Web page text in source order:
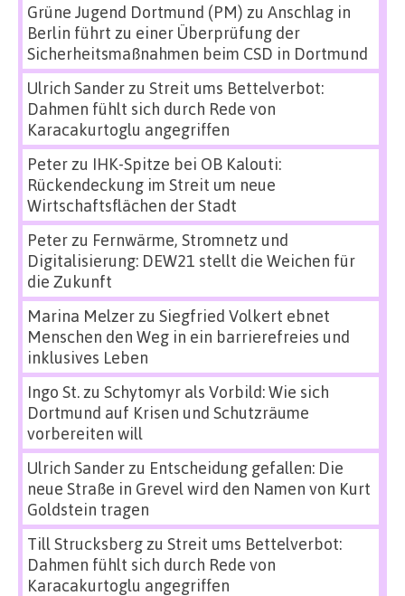
Grüne Jugend Dortmund (PM) zu Anschlag in
Berlin führt zu einer Überprüfung der
Sicherheitsmaßnahmen beim CSD in Dortmund
Ulrich Sanderzu Streit ums Bettelverbot:
Dahmen fühlt sich durch Rede von
Karacakurtoglu angegriffen
Peterzu IHK-Spitze bei OB Kalouti:
Rückendeckung im Streit um neue
Wirtschaftsflächen der Stadt
Peterzu Fernwärme, Stromnetz und
Digitalisierung: DEW21 stellt die Weichen für
die Zukunft
Marina Melzerzu Siegfried Volkert ebnet
Menschen den Weg in ein barrierefreies und
inklusives Leben
Ingo St.zu Schytomyr als Vorbild: Wie sich
Dortmund auf Krisen und Schutzräume
vorbereiten will
Ulrich Sanderzu Entscheidung gefallen: Die
neue Straße in Grevel wird den Namen von Kurt
Goldstein tragen
Till Strucksbergzu Streit ums Bettelverbot:
Dahmen fühlt sich durch Rede von
Karacakurtoglu angegriffen